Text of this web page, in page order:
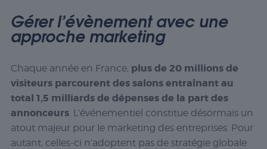
Gérer l’évènement avec une
approche marketing
Chaque année en France, plus de 20 millions de
visiteurs parcourent des salons entraînant au
total 1,5 milliards de dépenses de la part des
annonceurs. L’événementiel constitue désormais un
atout majeur pour le marketing des entreprises. Pour
autant, celles-ci n’adoptent pas de stratégie globale